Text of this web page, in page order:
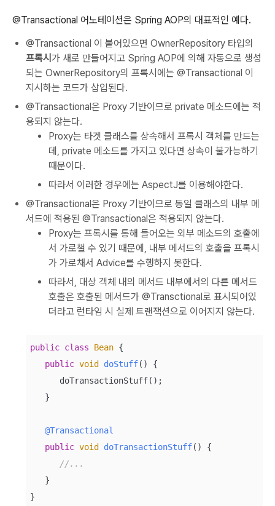
@Transactional 어노테이션은 Spring AOP의 대표적인 예다.
@Transactional 이 붙어있으면 OwnerRepository 타입의
프록시 가 새로 만들어지고 Spring AOP에 의해 자동으로 생성
되는 OwnerRepository의 프록시에는 @Transactional 이
지시하는 코드가 삽입된다.
@Transactional은 Proxy 기반이므로 private 메소드에는 적
용되지 않는다.
Proxy는 타겟 클래스를 상속해서 프록시 객체를 만드는
데, private 메소드를 가지고 있다면 상속이 불가능하기
때문이다.
따라서 이러한 경우에는 AspectJ를 이용해야한다.
@Transactional은 Proxy 기반이므로 동일 클래스의 내부 메
서드에 적용된 @Transactional은 적용되지 않는다.
Proxy는 프록시를 통해 들어오는 외부 메소드의 호출에
서 가로챌 수 있기 때문에, 내부 메서드의 호출을 프록시
가 가로채서 Advice를 수행하지 못한다.
따라서, 대상 객체 내의 메서드 내부에서의 다른 메서드
호출은 호출된 메서드가 @Transctional로 표시되어있
더라고 런타임 시 실제 트랜잭션으로 이어지지 않는다.
public class Bean {
public void doStuff( )
{
      doTransactionStuff();
   }
@Transactional
public void doTransactionStuff( )
{
//...
   }
}